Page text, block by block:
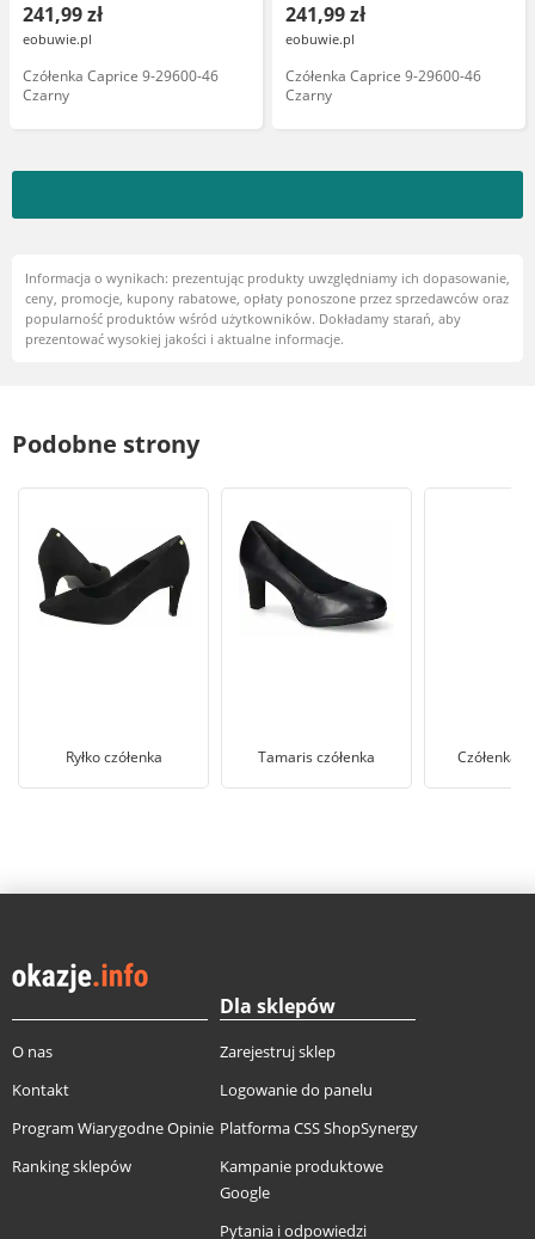
241,99 zł
eobuwie.pl
Czółenka Caprice 9-29600-46
Czarny
241,99 zł
eobuwie.pl
Czółenka Caprice 9-29600-46
Czarny
Informacja o wynikach: prezentując produkty uwzględniamy ich dopasowanie,
ceny, promocje, kupony rabatowe, opłaty ponoszone przez sprzedawców oraz
popularność produktów wśród użytkowników. Dokładamy starań, aby
prezentować wysokiej jakości i aktualne informacje.
Podobne strony
Ryłko czółenka Tamaris czółenka Czółenka
O nas
Kontakt
Program Wiarygodne Opinie
Ranking sklepów
Dla sklepów
Zarejestruj sklep
Logowanie do panelu
Platforma CSS ShopSynergy
Kampanie produktowe
Google
Pytania i odpowiedzi